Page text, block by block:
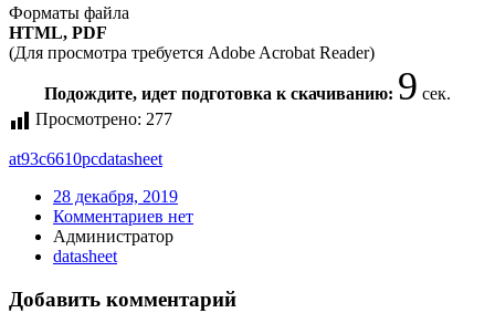
Форматы файла
HTML, PDF
(Для просмотра требуется Adobe Acrobat Reader)
Подождите, идет подготовка к скачиванию: 9 сек.
Просмотрено: 277
at93c6610pcdatasheet
28 декабря, 2019
Комментариев нет
Администратор
datasheet
Добавить комментарий